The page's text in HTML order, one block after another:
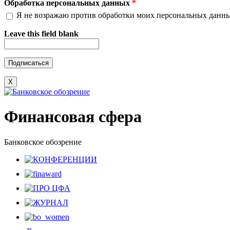
Обработка персональных данных *
Я не возражаю против обработки моих персональных
Leave this field blank
X
Финансовая сфера
Банковское обозрение